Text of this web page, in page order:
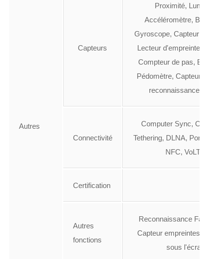
Autres
Capteurs
Proximité, Lumière,
Accéléromètre,
Gyroscope, Capteur à
Lecteur d'empreintes
Compteur de pas,
Pédomètre, Capteur
reconnaissance
Connectivité
Computer Sync, OTA
Tethering, DLNA, Port
NFC, VoLTE
Certification
Autres
fonctions
Reconnaissance
Capteur empreintes
sous l'écran